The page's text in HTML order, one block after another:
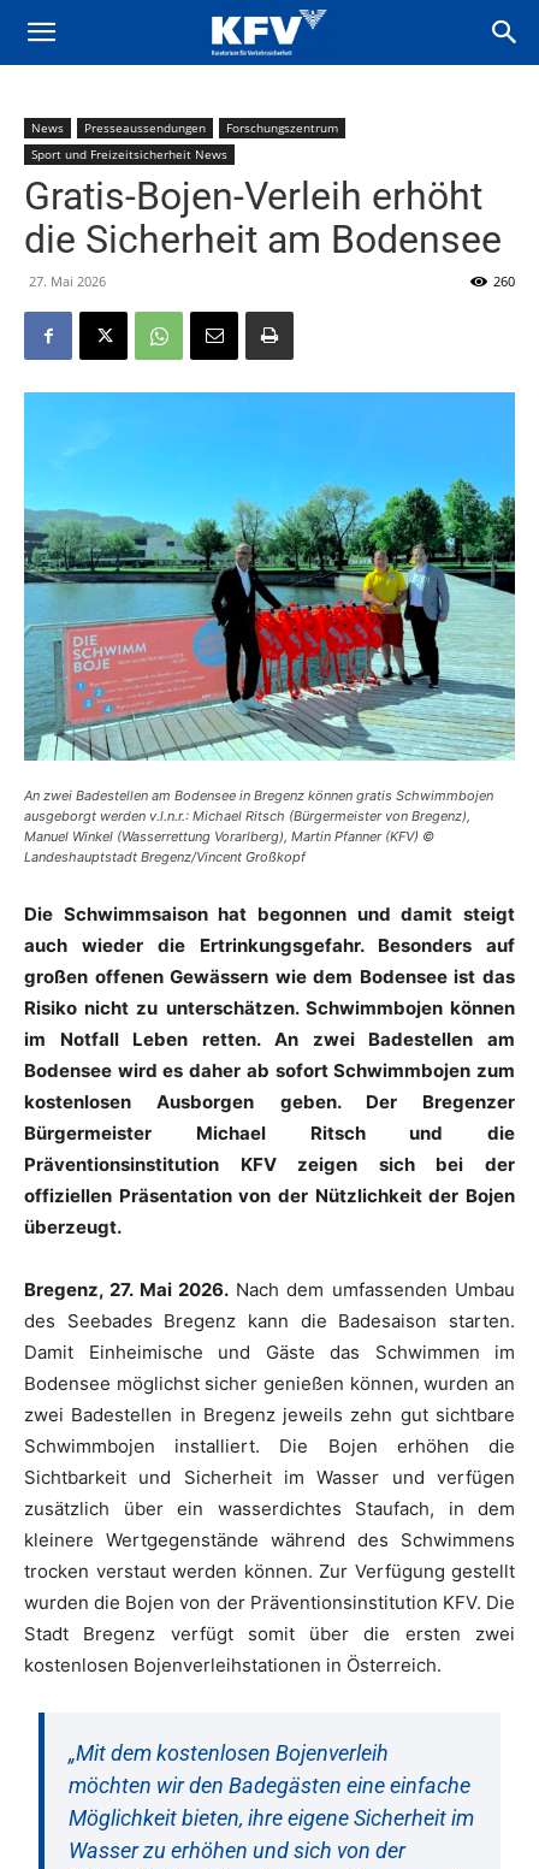
News Presseaussendungen
Forschungszentrum
Sport und Freizeitsicherheit News
Gratis-Bojen-Verleih erhöht
die Sicherheit am Bodensee
27. Mai 2026 260
An zwei Badestellen am Bodensee in Bregenz können gratis Schwimmbojen
ausgeborgt werden v.l.n.r.: Michael Ritsch (Bürgermeister von Bregenz),
Manuel Winkel (Wasserrettung Vorarlberg), Martin Pfanner (KFV) ©
Landeshauptstadt Bregenz/Vincent Großkopf
Die Schwimmsaison hat begonnen und damit steigt
auch wieder die Ertrinkungsgefahr. Besonders auf
großen offenen Gewässern wie dem Bodensee ist das
Risiko nicht zu unterschätzen. Schwimmbojen können
im Notfall Leben retten. An zwei Badestellen am
Bodensee wird es daher ab sofort Schwimmbojen zum
kostenlosen Ausborgen geben. Der Bregenzer
Bürgermeister Michael Ritsch und die
Präventionsinstitution KFV zeigen sich bei der
offiziellen Präsentation von der Nützlichkeit der Bojen
überzeugt.
Bregenz, 27. Mai 2026.Nach dem umfassenden Umbau
des Seebades Bregenz kann die Badesaison starten.
Damit Einheimische und Gäste das Schwimmen im
Bodensee möglichst sicher genießen können, wurden an
zwei Badestellen in Bregenz jeweils zehn gut sichtbare
Schwimmbojen installiert. Die Bojen erhöhen die
Sichtbarkeit und Sicherheit im Wasser und verfügen
zusätzlich über ein wasserdichtes Staufach, in dem
kleinere Wertgegenstände während des Schwimmens
trocken verstaut werden können. Zur Verfügung gestellt
wurden die Bojen von der Präventionsinstitution KFV. Die
Stadt Bregenz verfügt somit über die ersten zwei
kostenlosen Bojenverleihstationen in Österreich.
„Mit dem kostenlosen Bojenverleih
möchten wir den Badegästen eine einfache
Möglichkeit bieten, ihre eigene Sicherheit im
Wasser zu erhöhen und sich von der